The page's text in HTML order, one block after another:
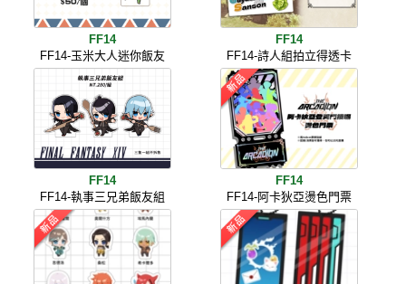
FF14
FF14-玉米大人迷你飯友
FF14
FF14-詩人組拍立得透卡
FF14
FF14-執事三兄弟飯友組
FF14
FF14-阿卡狄亞燙色門票